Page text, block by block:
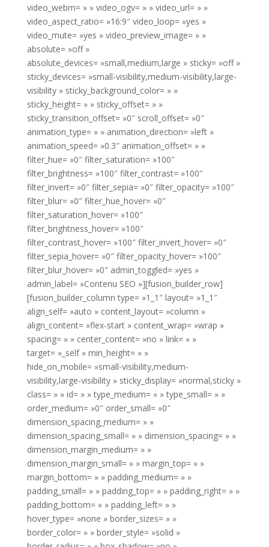
video_webm= » » video_ogv= » » video_url= » »
video_aspect_ratio= »16:9″ video_loop= »yes »
video_mute= »yes » video_preview_image= » »
absolute= »off »
absolute_devices= »small,medium,large » sticky= »off »
sticky_devices= »small-visibility,medium-visibility,large-
visibility » sticky_background_color= » »
sticky_height= » » sticky_offset= » »
sticky_transition_offset= »0″ scroll_offset= »0″
animation_type= » » animation_direction= »left »
animation_speed= »0.3″ animation_offset= » »
filter_hue= »0″ filter_saturation= »100″
filter_brightness= »100″ filter_contrast= »100″
filter_invert= »0″ filter_sepia= »0″ filter_opacity= »100″
filter_blur= »0″ filter_hue_hover= »0″
filter_saturation_hover= »100″
filter_brightness_hover= »100″
filter_contrast_hover= »100″ filter_invert_hover= »0″
filter_sepia_hover= »0″ filter_opacity_hover= »100″
filter_blur_hover= »0″ admin_toggled= »yes »
admin_label= »Contenu SEO »][fusion_builder_row]
[fusion_builder_column type= »1_1″ layout= »1_1″
align_self= »auto » content_layout= »column »
align_content= »flex-start » content_wrap= »wrap »
spacing= » » center_content= »no » link= » »
target= »_self » min_height= » »
hide_on_mobile= »small-visibility,medium-
visibility,large-visibility » sticky_display= »normal,sticky »
class= » » id= » » type_medium= » » type_small= » »
order_medium= »0″ order_small= »0″
dimension_spacing_medium= » »
dimension_spacing_small= » » dimension_spacing= » »
dimension_margin_medium= » »
dimension_margin_small= » » margin_top= » »
margin_bottom= » » padding_medium= » »
padding_small= » » padding_top= » » padding_right= » »
padding_bottom= » » padding_left= » »
hover_type= »none » border_sizes= » »
border_color= » » border_style= »solid »